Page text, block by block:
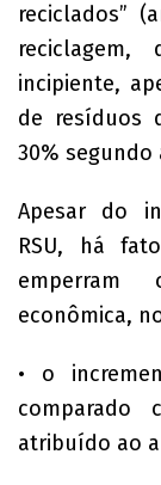
reciclados”
incipiente,
de resíduos
30% segundo
Apesar do
RSU, há
emperram
econômica,
• o
comparado
atribuído ao